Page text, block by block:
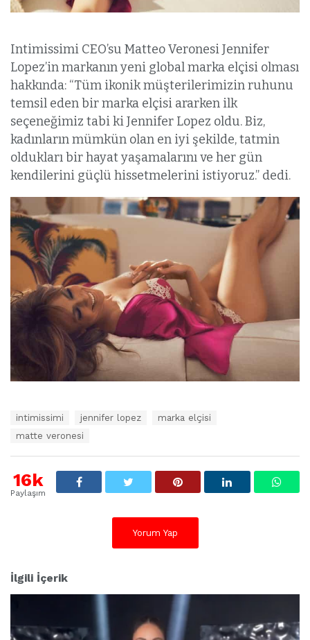
Intimissimi CEO’su Matteo Veronesi Jennifer
Lopez’in markanın yeni global marka elçisi olması
hakkında: “Tüm ikonik müşterilerimizin ruhunu
temsil eden bir marka elçisi ararken ilk
seçeneğimiz tabi ki Jennifer Lopez oldu. Biz,
kadınların mümkün olan en iyi şekilde, tatmin
oldukları bir hayat yaşamalarını ve her gün
kendilerini güçlü hissetmelerini istiyoruz.” dedi.
t
l
intimissimi jennifer lopez
marka elçisi
matte veronesi
16k
Paylaşım
Yorum Yap
İlgili İçerik